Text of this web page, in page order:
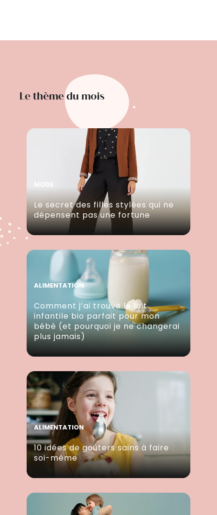
Le thème du mois
Le secret des filles stylées qui ne
dépensent pas une fortune
ALIMENTATION
Comment j’ai trouvé le lait
infantile bio parfait pour mon
bébé (et pourquoi je ne changerai
plus jamais)
ALIMENTATION
10 idées de goûters sains à faire
soi-même